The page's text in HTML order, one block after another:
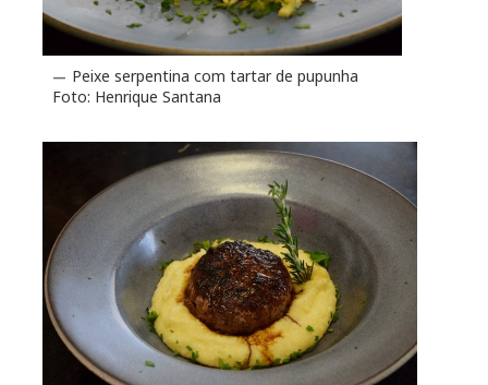
Peixe serpentina com tartar de pupunha
Foto: Henrique Santana